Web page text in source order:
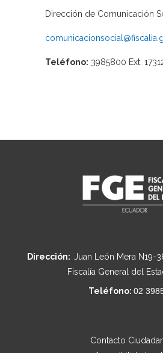
Dirección de Comunicación
Teléfono: 3985800 Ext.
Dirección: Juan León Mera N19-
Fiscalía General del
Teléfono: 02
Contacto